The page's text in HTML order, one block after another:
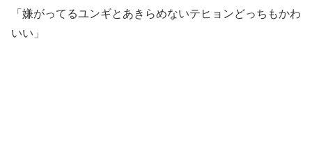
「嫌がってるユンギとあきらめないテヒョンどっちもかわ
いい」